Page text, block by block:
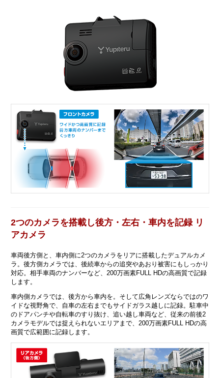
2つのカメラを搭載し後方・左右・車内を記録 リ
アカメラ
車両後方側と、車内側に2つのカメラをリアに搭載したデュアルカメ
ラ。後方側カメラでは、後続車からの追突やあおり被害にもしっかり
対応。相手車両のナンバーなど、200万画素FULL HDの高画質で記録
します。
車内側カメラでは、後方から車内を。そして広角レンズならではのワ
イドな視野角で、自車の左右までもサイドガラス越しに記録。駐車中
のドアパンチや自転車のすり抜け、追い越し車両など、従来の前後2
カメラモデルでは捉えられないエリアまで、200万画素FULL HDの高
画質で広範囲に記録します。